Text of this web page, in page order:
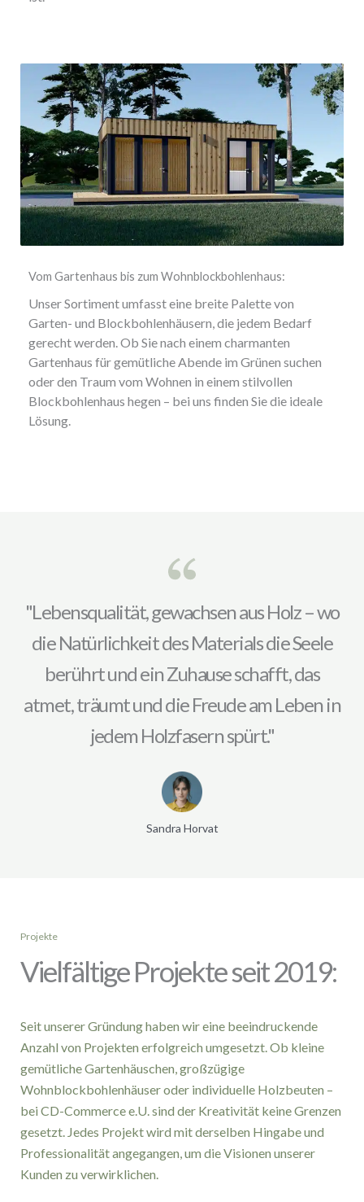
Vom Gartenhaus bis zum Wohnblockbohlenhaus:
Unser Sortiment umfasst eine breite Palette von
Garten- und Blockbohlenhäusern, die jedem Bedarf
gerecht werden. Ob Sie nach einem charmanten
Gartenhaus für gemütliche Abende im Grünen suchen
oder den Traum vom Wohnen in einem stilvollen
Blockbohlenhaus hegen – bei uns finden Sie die ideale
Lösung.
"Lebensqualität, gewachsen aus Holz – wo
die Natürlichkeit des Materials die Seele
berührt und ein Zuhause schafft, das
atmet, träumt und die Freude am Leben in
jedem Holzfasern spürt."
Sandra Horvat
Projekte
Vielfältige Projekte seit 2019:
Seit unserer Gründung haben wir eine beeindruckende
Anzahl von Projekten erfolgreich umgesetzt. Ob kleine
gemütliche Gartenhäuschen, großzügige
Wohnblockbohlenhäuser oder individuelle Holzbeuten –
bei CD-Commerce e.U. sind der Kreativität keine Grenzen
gesetzt. Jedes Projekt wird mit derselben Hingabe und
Professionalität angegangen, um die Visionen unserer
Kunden zu verwirklichen.